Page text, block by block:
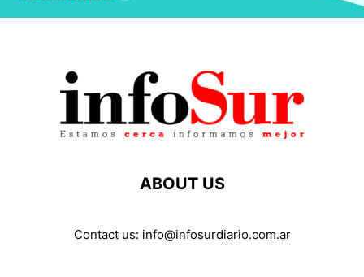
ABOUT US
Contact us: info@infosurdiario.com.ar